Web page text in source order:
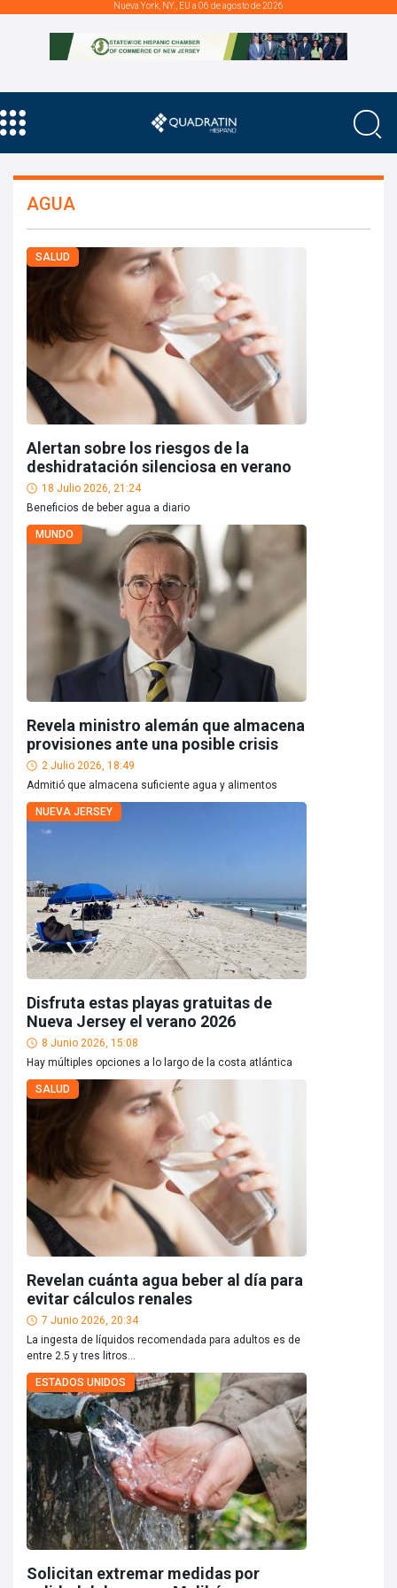
Nueva York, NY., EU a 06 de agosto de 2026
AGUA
SALUD
Alertan sobre los riesgos de la
deshidratación silenciosa en verano
18 Julio 2026, 21:24
Beneficios de beber agua a diario
MUNDO
Revela ministro alemán que almacena
provisiones ante una posible crisis
2 Julio 2026, 18:49
Admitió que almacena suficiente agua y alimentos
NUEVA JERSEY
Disfruta estas playas gratuitas de
Nueva Jersey el verano 2026
8 Junio 2026, 15:08
Hay múltiples opciones a lo largo de la costa atlántica
SALUD
Revelan cuánta agua beber al día para
evitar cálculos renales
7 Junio 2026, 20:34
La ingesta de líquidos recomendada para adultos es de
entre 2.5 y tres litros...
ESTADOS UNIDOS
Solicitan extremar medidas por